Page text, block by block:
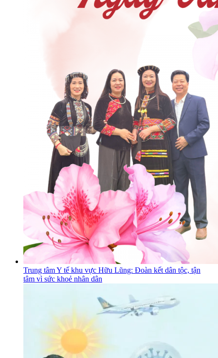
Trung tâm Y tế khu vực Hữu Lũng: Đoàn kết dân tộc, tận
tâm vì sức khoẻ nhân dân